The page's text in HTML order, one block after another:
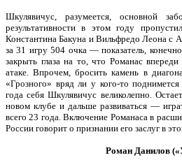
Шкулявичус, разумеется, основной
результативности в этом году
Константина Бакуна и Вильфредо Леона с
за 31 игру 504 очка — показатель,
закрыть глаза на то, что Романас
атаке. Впрочем, бросить камень в
«Грозного» вряд ли у кого-то
года себя Шкулявичус великолепно.
новом клубе и дальше развиваться —
всего 23 года. Включение Романаса в
России говорит о признании его заслуг в
Роман Данилов